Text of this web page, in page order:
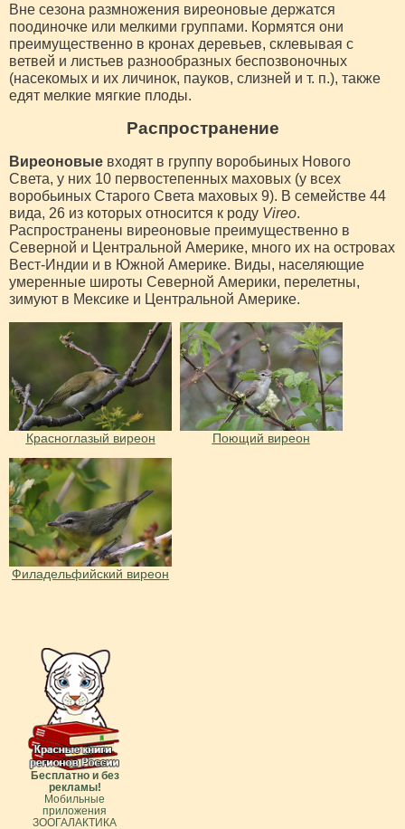
Вне сезона размножения виреоновые держатся
поодиночке или мелкими группами. Кормятся они
преимущественно в кронах деревьев, склевывая с
ветвей и листьев разнообразных беспозвоночных
(насекомых и их личинок, пауков, слизней и т. п.), также
едят мелкие мягкие плоды.
Распространение
Виреоновые входят в группу воробьиных Нового
Света, у них 10 первостепенных маховых (у всех
воробьиных Старого Света маховых 9). В семействе 44
вида, 26 из которых относится к роду Vireo.
Распространены виреоновые преимущественно в
Северной и Центральной Америке, много их на островах
Вест-Индии и в Южной Америке. Виды, населяющие
умеренные широты Северной Америки, перелетны,
зимуют в Мексике и Центральной Америке.
Красноглазый виреон Поющий виреон
Филадельфийский виреон
Бесплатно и без
рекламы!
Мобильные
приложения
ЗООГАЛАКТИКА